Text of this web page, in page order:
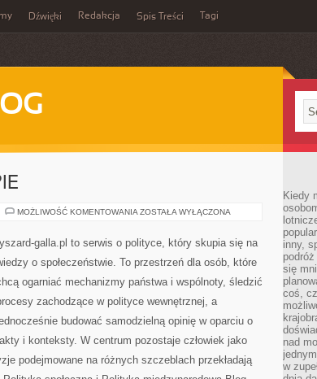
Dźwięki Redakcja Spis Treści Tagi
MOŻLIWOŚĆ KOMENTOWANIA POLITYKA
ZOSTAŁA WYŁĄCZONA
galla.pl to serwis o polityce, który skupia się na
o społeczeństwie. To przestrzeń dla osób, które
ogarniać mechanizmy państwa i wspólnoty, śledzić
zachodzące w polityce wewnętrznej, a
budować samodzielną opinię w oparciu o
i konteksty. W centrum pozostaje człowiek jako
podejmowane na różnych szczeblach przekładają
Kiedy
inny,
się
coś,
nad
w